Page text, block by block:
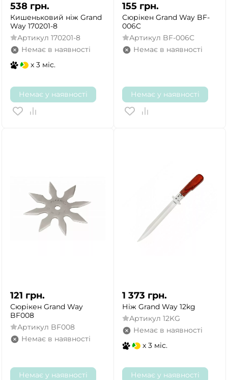
538 грн.
Кишеньковий ніж Grand
Way 170201-8
Артикул 170201-8
Немає в наявності
x 3 міс.
Немає у наявності
155 грн.
Сюрікен Grand Way BF-
006C
Артикул BF-006C
Немає в наявності
Немає у наявності
121 грн.
Сюрікен Grand Way
BF008
Артикул BF008
Немає в наявності
Немає у наявності
1 373 грн.
Ніж Grand Way 12kg
Артикул 12KG
Немає в наявності
x 3 міс.
Немає у наявності